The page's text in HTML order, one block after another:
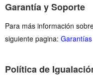
Garantía y Soporte
Para más información
siguiente pagina: Garantías
Política de